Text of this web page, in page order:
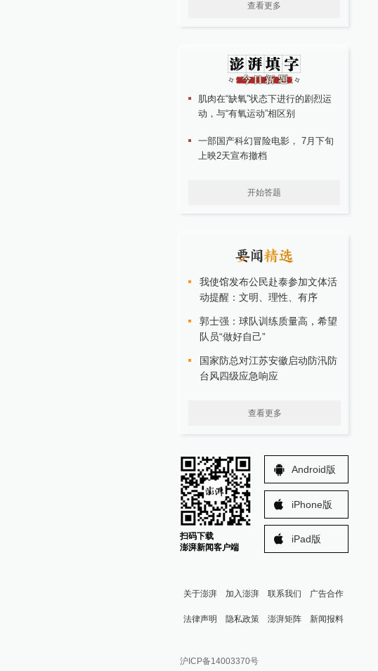
查看更多
肌肉在“缺氧”状态下进行的剧烈运
动，与“有氧运动”相区别
一部国产科幻冒险电影， 7月下旬
上映2天宣布撤档
开始答题
我使馆发布公民赴泰参加文体活
动提醒：文明、理性、有序
郭士强：球队训练质量高，希望
队员“做好自己”
国家防总对江苏安徽启动防汛防
台风四级应急响应
查看更多
扫码下载
澎湃新闻客户端
Android版
iPhone版
iPad版
关于澎湃 加入澎湃 联系我们 广告合作
法律声明 隐私政策 澎湃矩阵
澎湃新闻公众号
新闻报料
报料邮箱: news@thepaper.cn
沪ICP备14003370号